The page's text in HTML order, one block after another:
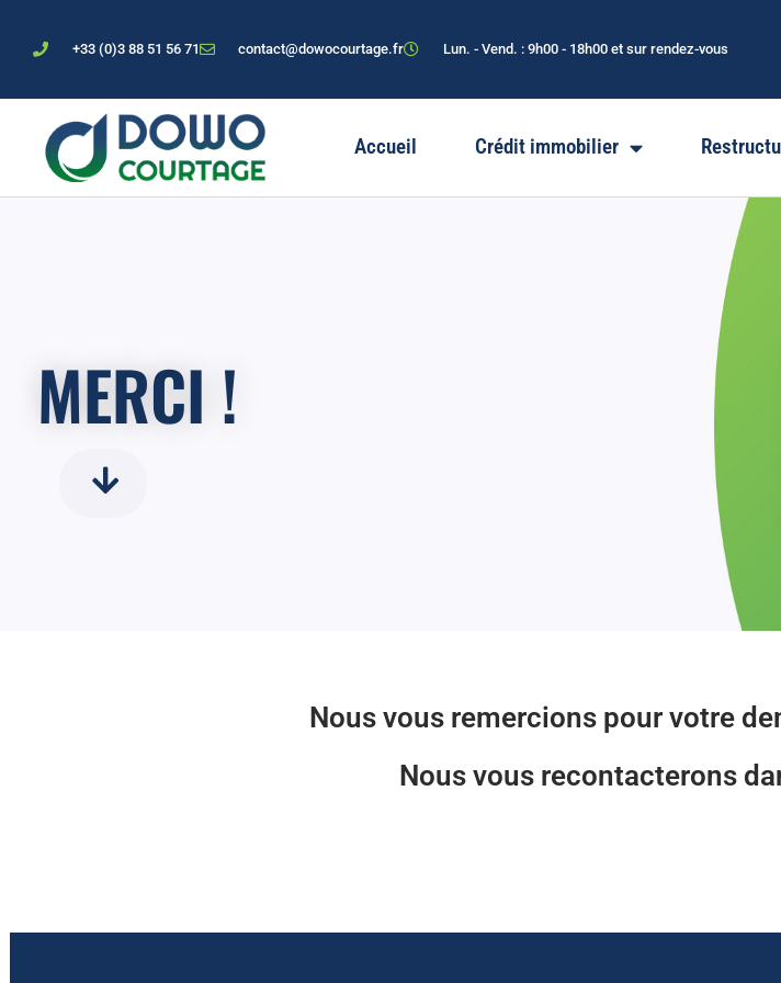
+33 (0)3 88 51 56 71 contact@dowocourtage.fr Lun. - Vend. : 9h00 - 18h00 et sur rendez-vous
Accueil Crédit immobilier
MERCI !
Nous vous remercions pour votre
Nous vous recontacterons